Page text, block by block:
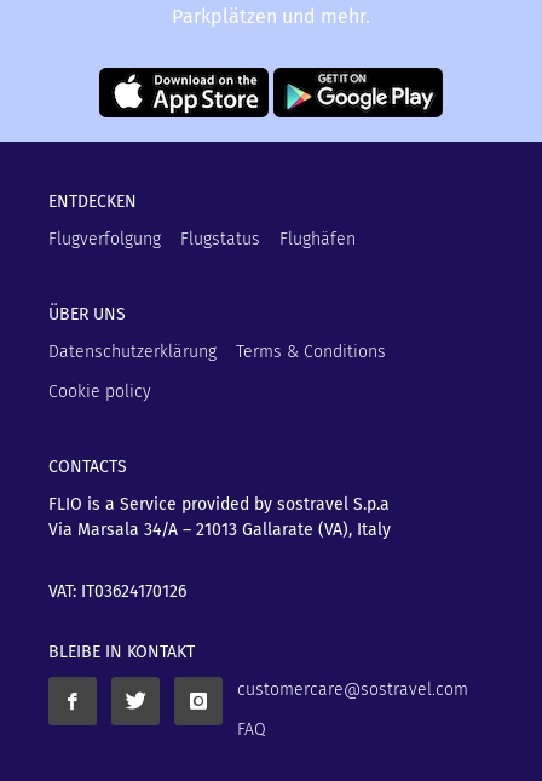
Parkplätzen und mehr.
ENTDECKEN
Flugverfolgung
Flugstatus Flughäfen
ÜBER UNS
Datenschutzerklärung
Terms & Conditions
Cookie policy
CONTACTS
FLIO is a Service provided by sostravel S.p.a
Via Marsala 34/A – 21013 Gallarate (VA), Italy
VAT: IT03624170126
BLEIBE IN KONTAKT
customercare@sostravel.com
FAQ